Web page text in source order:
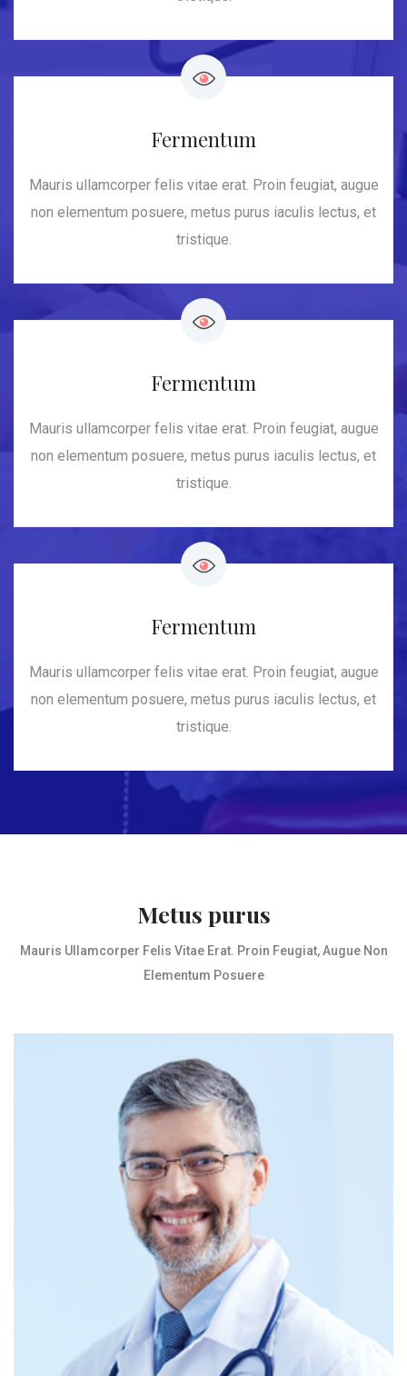
Fermentum
Mauris ullamcorper felis vitae erat. Proin feugiat, augue
non elementum posuere, metus purus iaculis lectus, et
tristique.
Fermentum
Mauris ullamcorper felis vitae erat. Proin feugiat, augue
non elementum posuere, metus purus iaculis lectus, et
tristique.
Fermentum
Mauris ullamcorper felis vitae erat. Proin feugiat, augue
non elementum posuere, metus purus iaculis lectus, et
tristique.
Metus purus
Mauris Ullamcorper Felis Vitae Erat. Proin Feugiat, Augue Non
Elementum Posuere